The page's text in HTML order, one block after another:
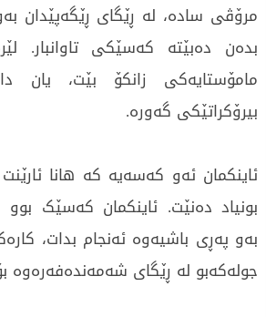
مرۆڤی سادە، لە ڕێگای ڕێگەپێدان
بدەن دەبێتە کەسێکی تاوانبار.
مامۆستایەکی زانکۆ بێت، یان
بیرۆکراتێکی گەورە.
ئاینکمان ئەو کەسەیە کە هانا
بونیاد دەنێت. ئاینکمان کەسێک
بەو پەڕی باشیەوە ئەنجام بدات،
جولەکەبو لە ڕێگای شەمەندەفەرەوە